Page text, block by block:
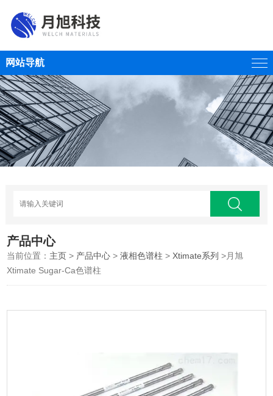
网站导航
产品中心
当前位置： 主页 > 产品中心 >液相色谱柱 > Xtimate系列 >月旭
Xtimate Sugar-Ca色谱柱